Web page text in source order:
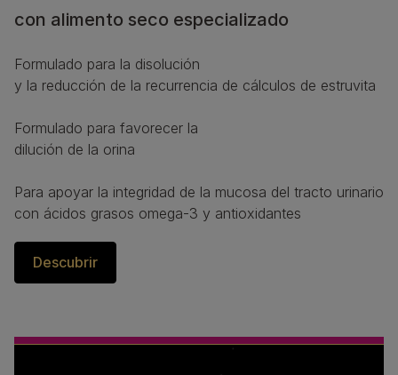
con alimento seco especializado
Formulado para la disolución
y la reducción de la recurrencia de cálculos de estruvita
Formulado para favorecer la
dilución de la orina
Para apoyar la integridad de la mucosa del tracto urinario
con ácidos grasos omega-3 y antioxidantes
Descubrir